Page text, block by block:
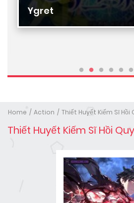
Ygret
Home Action Thiết Huyết Kiếm Sĩ Hồi
Thiết Huyết Kiếm Sĩ Hồi Quy